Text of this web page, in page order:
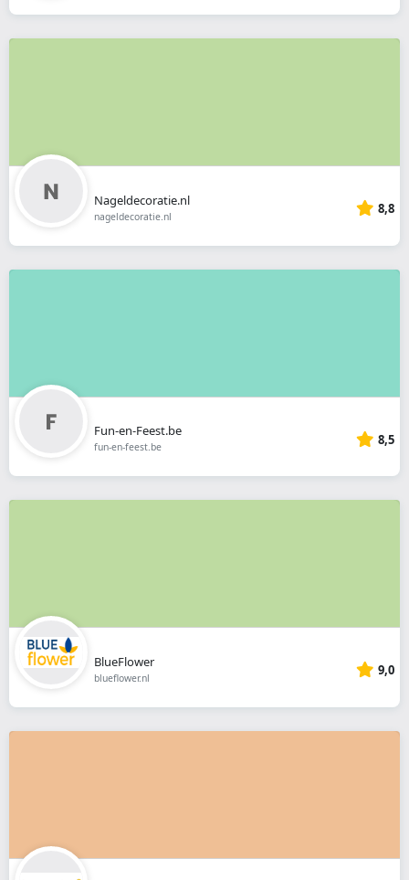
Nageldecoratie.nl
nageldecoratie.nl 8,8
Fun-en-Feest.be
fun-en-feest.be 8,5
BlueFlower
blueflower.nl 9,0